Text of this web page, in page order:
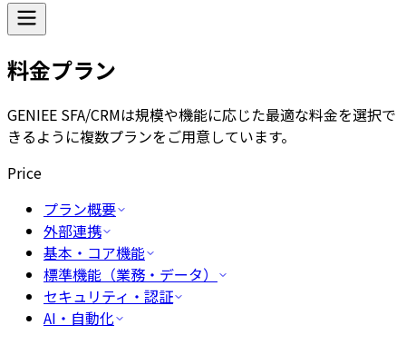
料金プラン
GENIEE SFA/CRMは規模や機能に応じた最適な料金を選択で
きるように複数プランをご用意しています。
Price
プラン概要
外部連携
基本・コア機能
標準機能（業務・データ）
セキュリティ・認証
AI・自動化